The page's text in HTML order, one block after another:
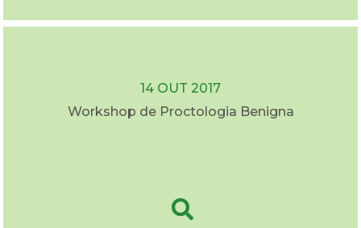
14 OUT 2017
Workshop de Proctologia Benigna